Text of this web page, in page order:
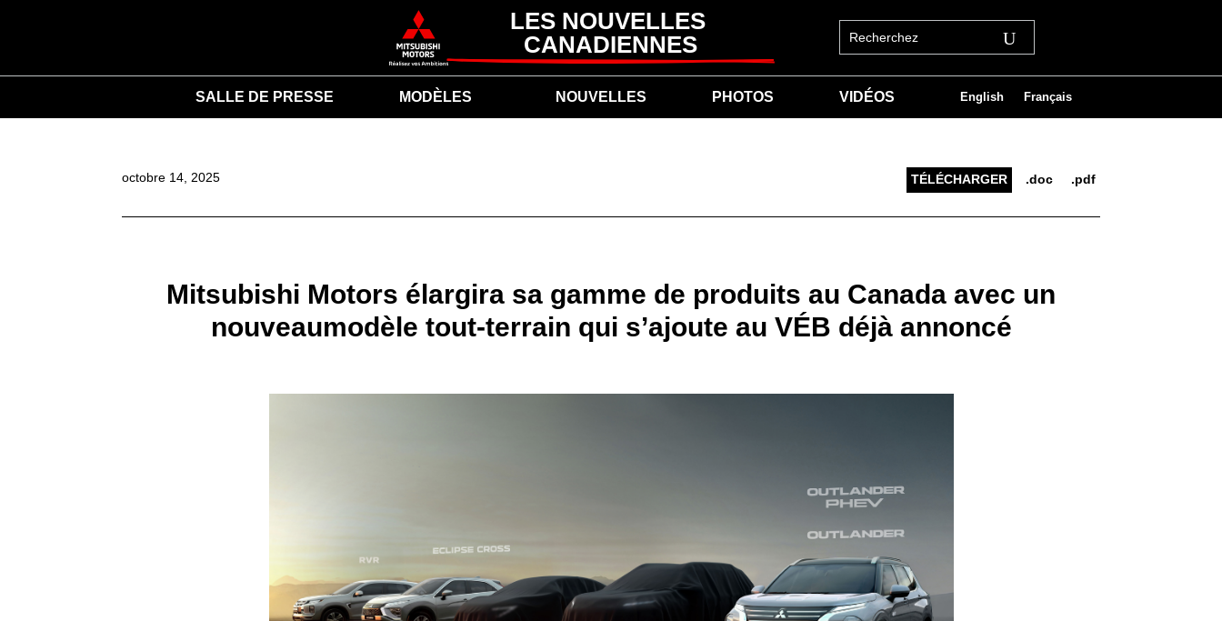
LES NOUVELLES
CANADIENNES
SALLE DE PRESSE MODÈLES NOUVELLES PHOTOS VIDÉOS English Français
octobre 14, 2025 TÉLÉCHARGER .doc .pdf
Mitsubishi Motors élargira sa gamme de produits au Canada avec un
nouveaumodèle tout-terrain qui s’ajoute au VÉB déjà annoncé